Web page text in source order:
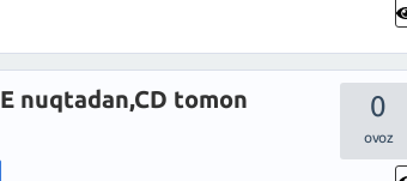
0
nuqtadan,CD tomon